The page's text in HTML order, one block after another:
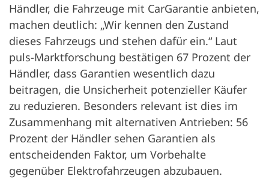
Händler, die Fahrzeuge mit CarGarantie anbieten,
machen deutlich: „Wir kennen den Zustand
dieses Fahrzeugs und stehen dafür ein.“ Laut
puls-Marktforschung bestätigen 67 Prozent der
Händler, dass Garantien wesentlich dazu
beitragen, die Unsicherheit potenzieller Käufer
zu reduzieren. Besonders relevant ist dies im
Zusammenhang mit alternativen Antrieben: 56
Prozent der Händler sehen Garantien als
entscheidenden Faktor, um Vorbehalte
gegenüber Elektrofahrzeugen abzubauen.